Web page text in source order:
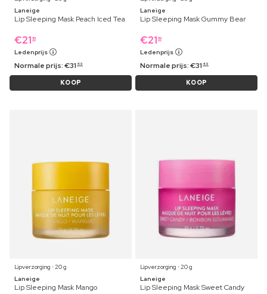
Laneige
Lip Sleeping Mask Peach Iced Tea
€21 19
Ledenprijs
Normale prijs:€31 49
KOOP
Laneige
Lip Sleeping Mask Gummy Bear
€21 19
Ledenprijs
Normale prijs:€31 49
KOOP
Lipverzorging ⋅ 20 g
Laneige
Lip Sleeping Mask Mango
Lipverzorging ⋅ 20 g
Laneige
Lip Sleeping Mask Sweet Candy